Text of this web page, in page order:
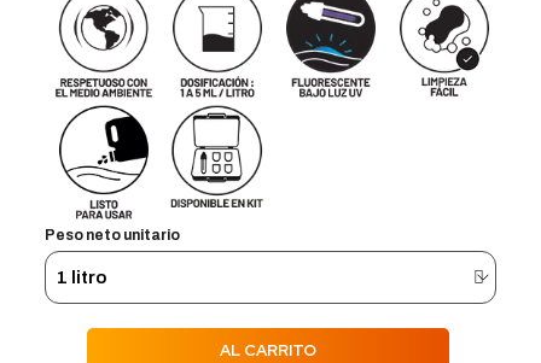
Peso neto unitario
AL CARRITO